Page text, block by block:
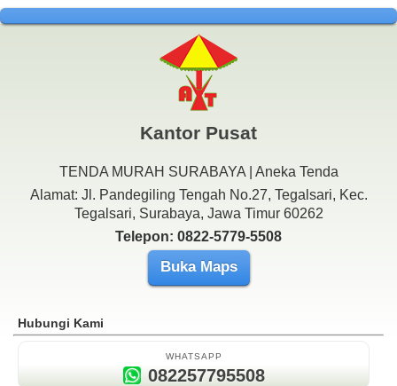
Kantor Pusat
TENDA MURAH SURABAYA | Aneka Tenda
Alamat: Jl. Pandegiling Tengah No.27, Tegalsari, Kec.
Tegalsari, Surabaya, Jawa Timur 60262
Telepon: 0822-5779-5508
Buka Maps
Hubungi Kami
WHATSAPP
082257795508